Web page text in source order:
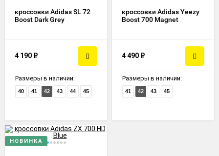
кроссовки Adidas SL 72
Boost Dark Grey
4 190 ₽
Размеры в наличии:
40 41 42 43 44 45
кроссовки Adidas Yeezy
Boost 700 Magnet
4 490 ₽
Размеры в наличии:
41 42 43 45
НОВИНКА